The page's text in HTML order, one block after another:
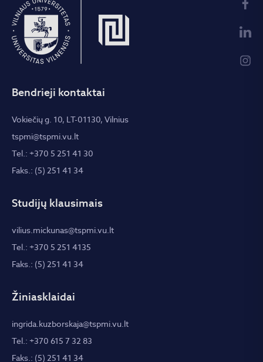
Bendrieji kontaktai
Vokiečių g. 10, LT-01130, Vilnius
tspmi@tspmi.vu.lt
Tel.: +370 5 251 41 30
Faks.: (5) 251 41 34
Studijų klausimais
vilius.mickunas@tspmi.vu.lt
Tel.: +370 5 251 4135
Faks.: (5) 251 41 34
Žiniasklaidai
ingrida.kuzborskaja@tspmi.vu.lt
Tel.: +370 615 7 32 83
Faks.: (5) 251 41 34